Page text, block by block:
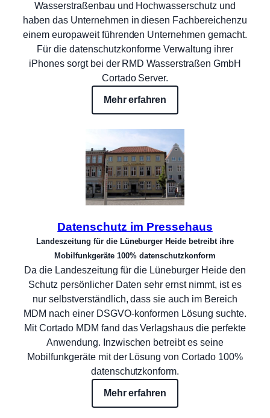
Wasserstraßenbau und Hochwasserschutz und
haben das Unternehmen in diesen Fachbereichenzu
einem europaweit führenden Unternehmen gemacht.
Für die datenschutzkonforme Verwaltung ihrer
iPhones sorgt bei der RMD Wasserstraßen GmbH
Cortado Server.
Mehr erfahren
Datenschutz im Pressehaus
Landeszeitung für die Lüneburger Heide betreibt ihre
Mobilfunkgeräte 100% datenschutzkonform
Da die Landeszeitung für die Lüneburger Heide den
Schutz persönlicher Daten sehr ernst nimmt, ist es
nur selbstverständlich, dass sie auch im Bereich
MDM nach einer DSGVO-konformen Lösung suchte.
Mit Cortado MDM fand das Verlagshaus die perfekte
Anwendung. Inzwischen betreibt es seine
Mobilfunkgeräte mit der Lösung von Cortado 100%
datenschutzkonform.
Mehr erfahren